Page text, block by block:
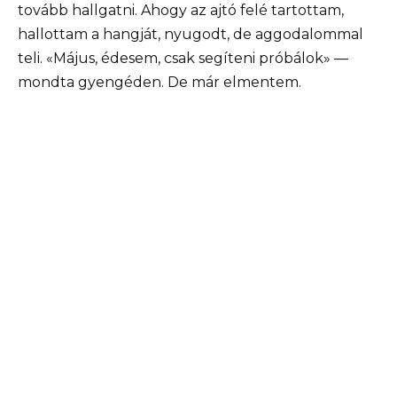
tovább hallgatni. Ahogy az ajtó felé tartottam,
hallottam a hangját, nyugodt, de aggodalommal
teli. «Május, édesem, csak segíteni próbálok» —
mondta gyengéden. De már elmentem.